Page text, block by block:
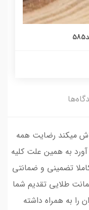
میکند رضایت همه
به همین علت کلیه
تضمینی و ضمانتی
طلایی تقدیم شما
را به همراه داشته